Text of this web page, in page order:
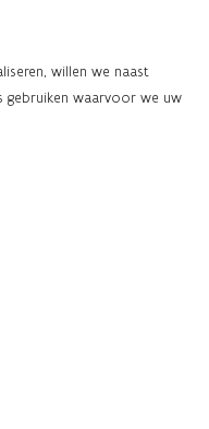
willen we naast
waarvoor we uw